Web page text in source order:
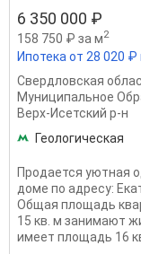
6 350 000 ₽
158 750 ₽ за м2
Ипотека от 28 020
Свердловская
Муниципальное
Верх-Исетский р-н
Геологическая
Продается уютная
доме по адресу:
Общая площадь
15 кв. м занимают
имеет площадь 16